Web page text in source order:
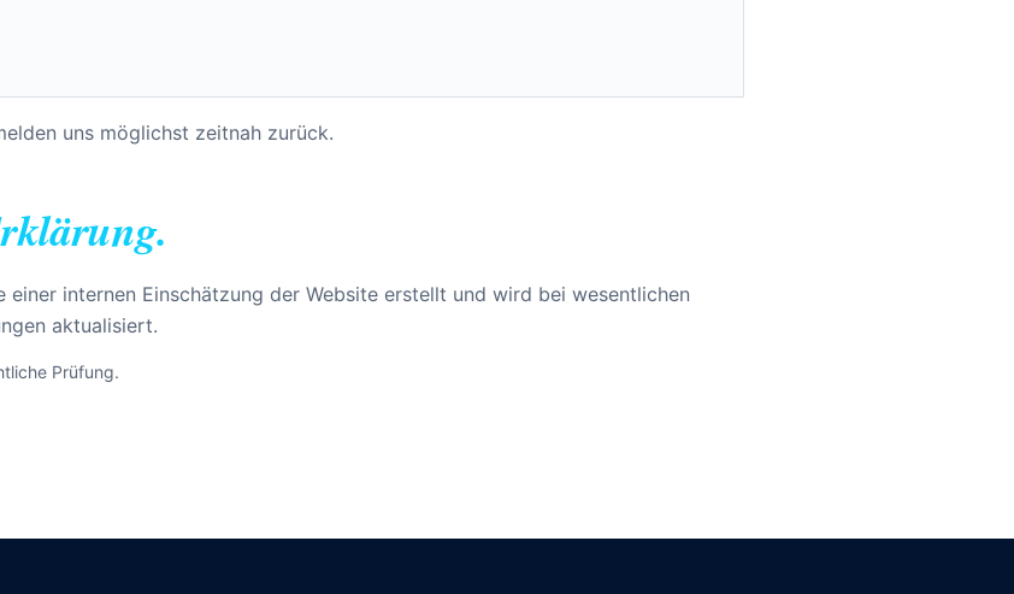
uns möglichst zeitnah zurück.
einer internen Einschätzung der Website erstellt und wird bei wesentlichen
aktualisiert.
Prüfung.